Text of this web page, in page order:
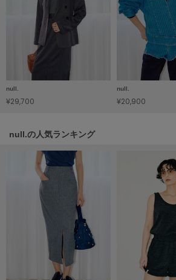
FURFUR
ファーファー
gelato pique
ジェラート ピケ
ジェラート ピケ キャットアンドドッグ
gelato pique Sleep
ジェラート ピケ スリープ
GRAMICCI
グラミチ
null.
¥29,700
null.
¥20,900
null.の人気ランキング